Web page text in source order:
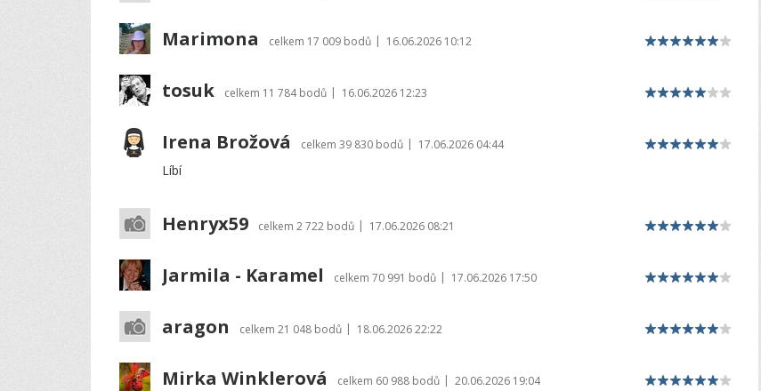
Marimona celkem 17 009 bodů | 16.06.2026 10:12
tosuk celkem 11 784 bodů | 16.06.2026 12:23
Irena Brožová celkem 39 830 bodů | 17.06.2026 04:44
Líbí
Henryx59 celkem 2 722 bodů | 17.06.2026 08:21
Jarmila - Karamel celkem 70 991 bodů | 17.06.2026 17:50
aragon celkem 21 048 bodů | 18.06.2026 22:22
Mirka Winklerová celkem 60 988 bodů | 20.06.2026 19:04